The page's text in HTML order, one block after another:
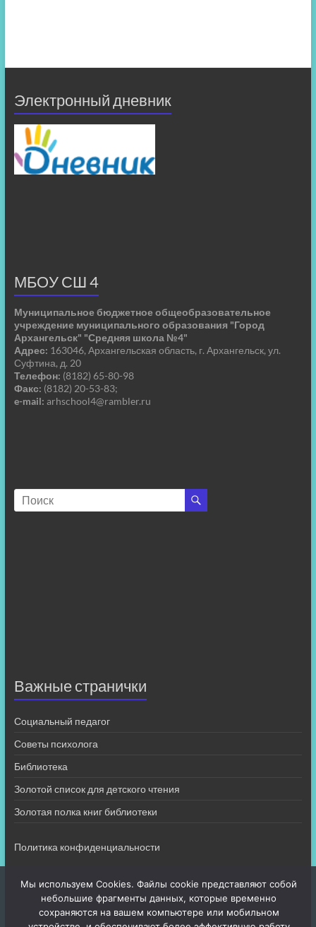
Электронный дневник
МБОУ СШ 4
Муниципальное бюджетное общеобразовательное
учреждение муниципального образования "Город
Архангельск" "Средняя школа №4"
Адрес: 163046, Архангельская область, г. Архангельск, ул.
Суфтина, д. 20
Телефон: (8182) 65-80-98
Факс: (8182) 20-53-83;
e-mail: arhschool4@rambler.ru
Важные странички
Социальный педагог
Советы психолога
Библиотека
Золотой список для детского чтения
Золотая полка книг библиотеки
Политика конфиденциальности
Мы используем Cookies. Файлы cookie представляют собой
небольшие фрагменты данных, которые временно
сохраняются на вашем компьютере или мобильном